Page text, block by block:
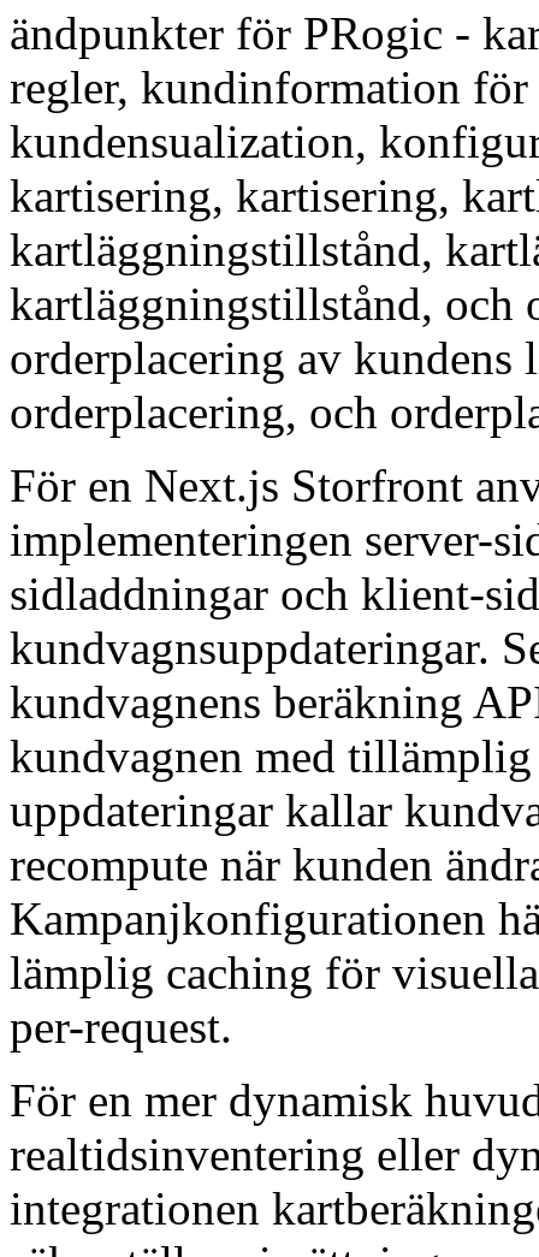
ändpunkter för PRogic -
regler, kundinformation för
kundensualization,
kartisering, kartisering,
kartläggningstillstånd,
kartläggningstillstånd, och
orderplacering av
orderplacering, och
För en Next.js Storfront
implementeringen server-
sidladdningar och klient-
kundvagnsuppdateringar.
kundvagnens beräkning
kundvagnen med
uppdateringar kallar
recompute när kunden
Kampanjkonfigurationen
lämplig caching för
per-request.
För en mer dynamisk
realtidsinventering eller
integrationen